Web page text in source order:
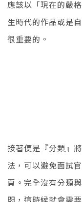
應該以「現在的嚴
生時代的作品或是
很重要的。
接著便是『分類』
法，可以避免面試
頁。完全沒有分類
悶，這時候就會需